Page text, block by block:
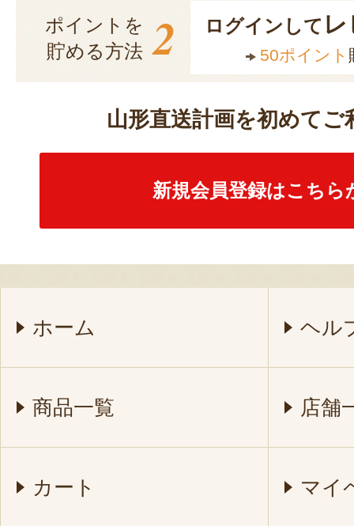
ポイントを
貯める方法 2 ログインして
50ポイント
山形直送計画を初めてご
新規会員登録はこちら
ホーム ヘル
商品一覧 店舗
カート マイ